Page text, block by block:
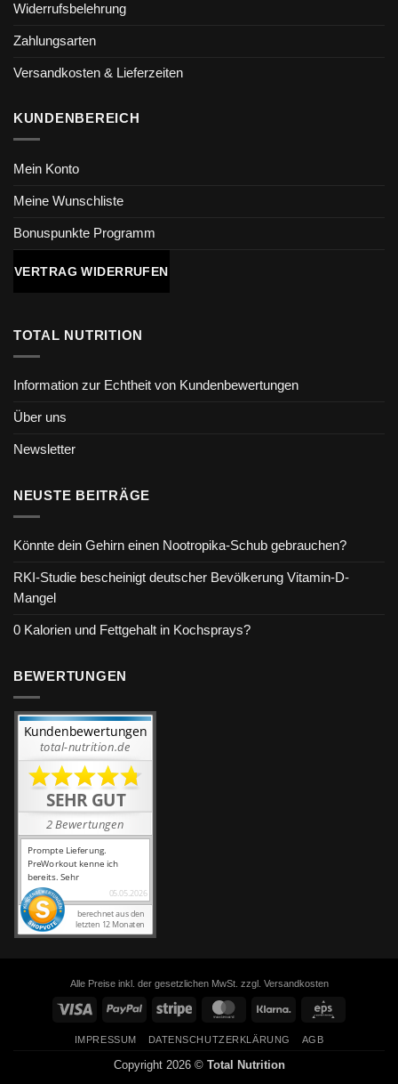
Widerrufsbelehrung
Zahlungsarten
Versandkosten & Lieferzeiten
KUNDENBEREICH
Mein Konto
Meine Wunschliste
Bonuspunkte Programm
VERTRAG WIDERRUFEN
TOTAL NUTRITION
Information zur Echtheit von Kundenbewertungen
Über uns
Newsletter
NEUSTE BEITRÄGE
Könnte dein Gehirn einen Nootropika-Schub gebrauchen?
RKI-Studie bescheinigt deutscher Bevölkerung Vitamin-D-
Mangel
0 Kalorien und Fettgehalt in Kochsprays?
BEWERTUNGEN
Alle Preise inkl. der gesetzlichen MwSt. zzgl. Versandkosten
Visa PayPal Stripe MasterCard Klarna
IMPRESSUM DATENSCHUTZERKLÄRUNG AGB
Copyright 2026 © Total Nutrition